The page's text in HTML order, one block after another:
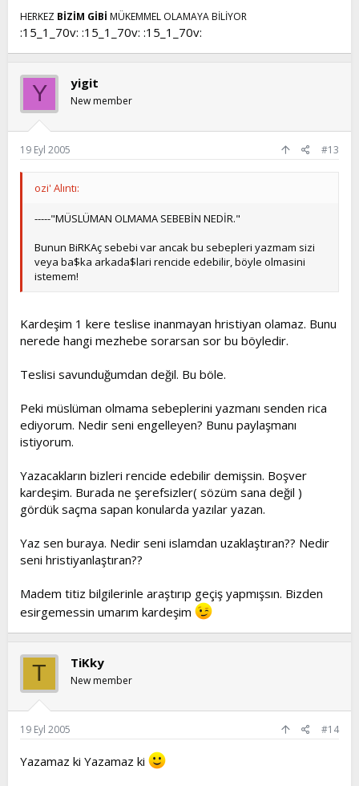
HERKEZ BİZİM GİBİ MÜKEMMEL OLAMAYA BİLİYOR
:15_1_70v: :15_1_70v: :15_1_70v:
Y yigit
New member
19 Eyl 2005 #13
ozi' Alıntı:
-----"MÜSLÜMAN OLMAMA SEBEBİN NEDİR."
Bunun BiRKAç sebebi var ancak bu sebepleri yazmam sizi
veya ba$ka arkada$lari rencide edebilir, böyle olmasini
istemem!
Kardeşim 1 kere teslise inanmayan hristiyan olamaz. Bunu
nerede hangi mezhebe sorarsan sor bu böyledir.
Teslisi savunduğumdan değil. Bu böle.
Peki müslüman olmama sebeplerini yazmanı senden rica
ediyorum. Nedir seni engelleyen? Bunu paylaşmanı
istiyorum.
Yazacakların bizleri rencide edebilir demişsin. Boşver
kardeşim. Burada ne şerefsizler( sözüm sana değil )
gördük saçma sapan konularda yazılar yazan.
Yaz sen buraya. Nedir seni islamdan uzaklaştıran?? Nedir
seni hristiyanlaştıran??
Madem titiz bilgilerinle araştırıp geçiş yapmışsın. Bizden
esirgemessin umarım kardeşim
T TiKky
New member
19 Eyl 2005 #14
Yazamaz ki Yazamaz ki